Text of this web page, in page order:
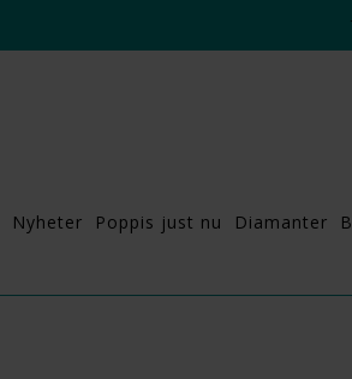
Nyheter Poppis just nu Diamanter